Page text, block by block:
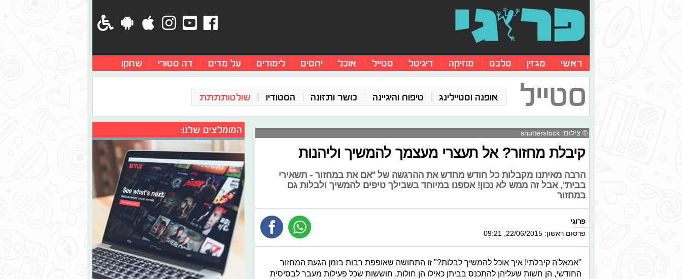
ראשי מגזין סלבס מוזיקה דיגיטל סטייל אוכל יחסים לימודים על מדים דה סטורי שחקו
סטייל אופנה וסטיילינג טיפוח והיגיינה כושר ותזונה הסטודיו שולטותתתת
© צילום: shutterstock
קיבלת מחזור? אל תעצרי מעצמך להמשיך וליהנות
הרבה מאיתנו מקבלות כל חודש מחדש את ההרגשה של "אם את במחזור - תשאירי
בבית", אבל זה ממש לא נכון! אספנו במיוחד בשבילך טיפים להמשיך ולבלות גם
במחזור
פרוגי
פרסום ראשון: 22/06/2015, 09:21
"אמאל'ה קיבלתי! איך אוכל להמשיך לבלות?" זו התחושה שאופפת רבות בזמן הגעת המחזור
החודשי, הן חשות שעליהן להתכנס בביתן כאילו הן חולות, חוששות שכל פעילות מעבר לבסיסית
המומלצים שלנו: